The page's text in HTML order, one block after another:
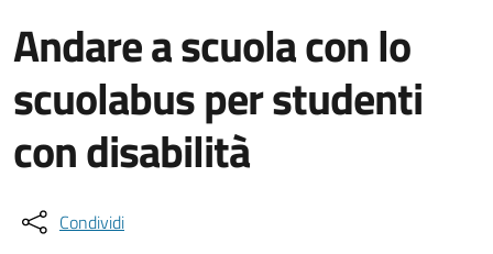
Andare a scuola con lo
scuolabus per studenti
con disabilità
Condividi